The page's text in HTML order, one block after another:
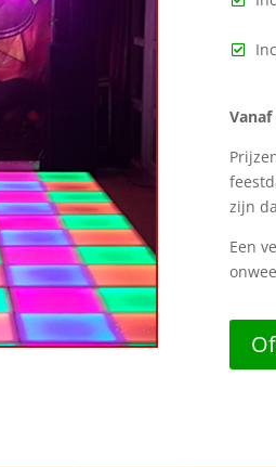
Vanaf
zijn
Een